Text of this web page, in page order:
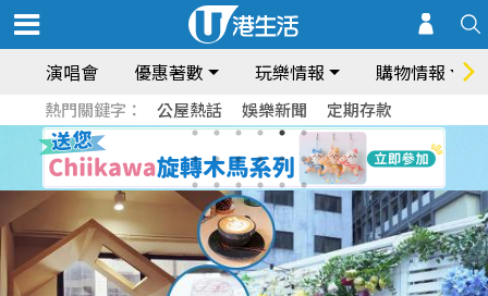
演唱會 優惠著數 玩樂情報 購物情報
熱門關鍵字： 公屋熱話 娛樂新聞 定期存款